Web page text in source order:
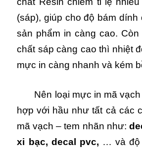
(sáp), giúp cho độ bám dính
sản phẩm in càng cao.
chất sáp càng cao thì nhiệt
mực in càng nhanh và kém
Nên loại mực in mã vạch
hợp với hầu như tất cả các
mã vạch – tem nhãn như:
xi bạc, decal pvc, … và độ